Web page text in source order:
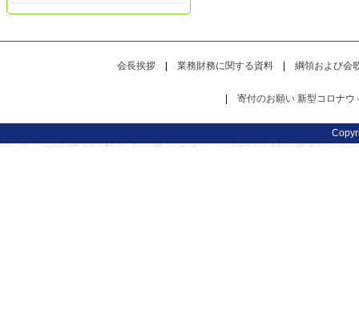
会長挨拶| 業務財務に関する資料| 綱領および会
寄付のお願い 新型コロナウ